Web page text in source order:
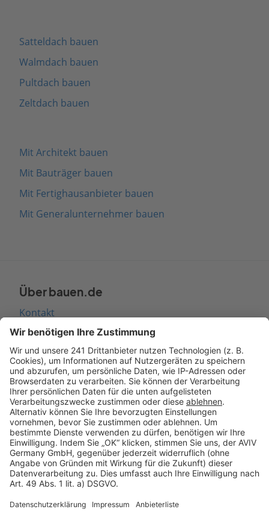
Satteldach bauen
Walmdach bauen
Pultdach bauen
Zeltdach bauen
Mit Architekt bauen
Mit Bauträger bauen
Mit Fertighausanbieter bauen
Mit Generalunternehmer bauen
Über bauen.de
Kontakt
Seitenaufbau
Barrierefreiheit
Cookie Einstellungen
Rechtliches
AGB-Übersicht
Datenschutz
Impressum